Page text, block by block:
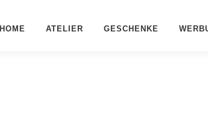
HOME ATELIER GESCHENKE